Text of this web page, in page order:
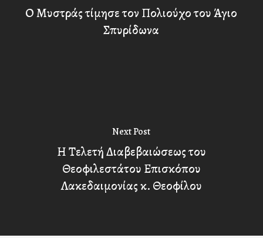
Ο Μυστράς τίμησε τον Πολιούχο του Άγιο
Σπυρίδωνα
Next Post
Η Τελετή Διαβεβαιώσεως του
Θεοφιλεστάτου Επισκόπου
Λακεδαιμονίας κ. Θεοφίλου